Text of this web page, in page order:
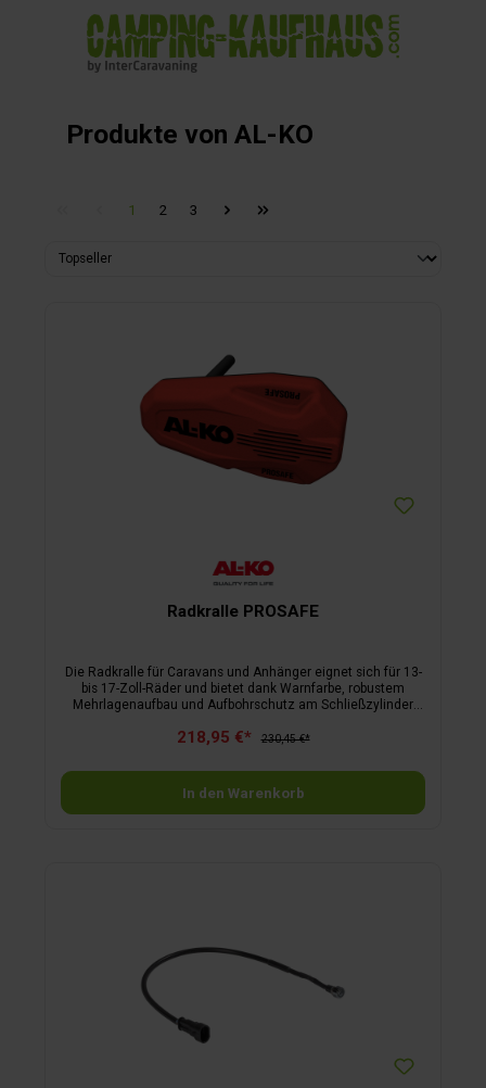
springen
Produkte von AL-KO
1 2 3
Radkralle PROSAFE
Die Radkralle für Caravans und Anhänger eignet sich für 13-
bis 17-Zoll-Räder und bietet dank Warnfarbe, robustem
Mehrlagenaufbau und Aufbohrschutz am Schließzylinder
spezielle Radschraube. Zusätzlich ist die Radkralle mit
aus recyceltem Kunststoff geliefert.Hinweis: Dieser Artikel
verfügt nicht über die Zertifizierung für SE und NL!
218,95 €* 230,45 €*
In den Warenkorb